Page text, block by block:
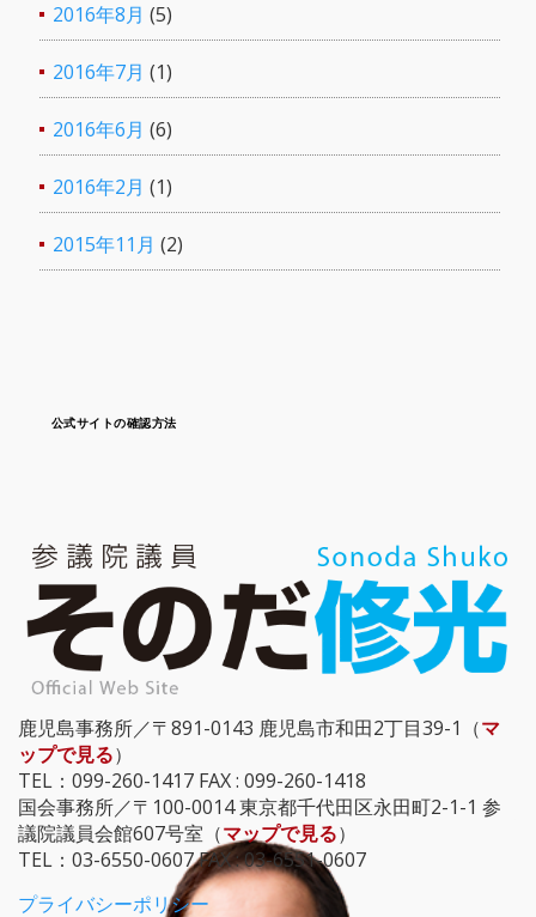
2016年8月 (5)
2016年7月 (1)
2016年6月 (6)
2016年2月 (1)
2015年11月 (2)
公式サイトの確認方法
鹿児島事務所／〒891-0143 鹿児島市和田2丁目39-1（マ
ップで見る）
TEL：099-260-1417 FAX : 099-260-1418
国会事務所／〒100-0014 東京都千代田区永田町2-1-1 参
議院議員会館607号室（マップで見る）
TEL：03-6550-0607 FAX : 03-6551-0607
プライバシーポリシー